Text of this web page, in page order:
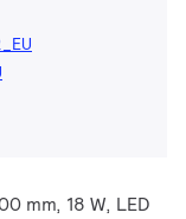
mm, 18 W, LED